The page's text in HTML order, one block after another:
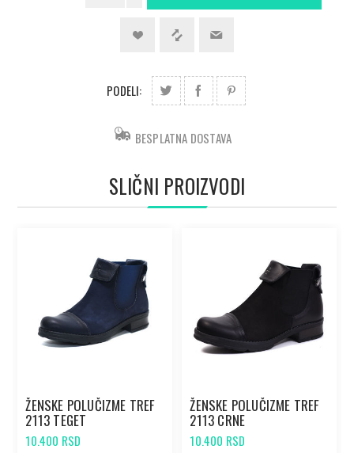
PODELI:
BESPLATNA DOSTAVA
SLIČNI PROIZVODI
ŽENSKE POLUČIZME TREF
2113 TEGET
10.400 RSD
ŽENSKE POLUČIZME TREF
2113 CRNE
10.400 RSD